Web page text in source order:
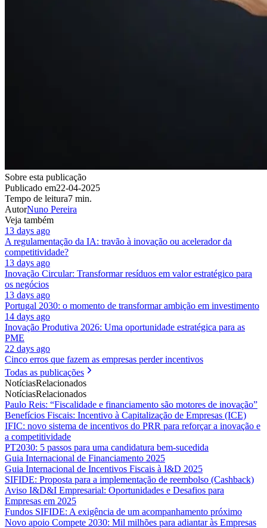
Sobre esta publicação
Publicado em22-04-2025
Tempo de leitura7 min.
AutorNuno Pereira
Veja também
13 days ago
A regulamentação da IA: travão à inovação ou acelerador da
competitividade?
13 days ago
Inovação Circular: Transformar resíduos em valor estratégico para
os negócios
13 days ago
Portugal 2030: o momento de transformar ambição em investimento
14 days ago
Inovação Produtiva 2026: Uma oportunidade estratégica para as
PME
22 days ago
Cinco erros que fazem as empresas perder incentivos
Todas as publicações
NotíciasRelacionados
NotíciasRelacionados
Paulo Reis: “Fiscalidade e financiamento são motores de inovação”
Benefícios Fiscais: Incentivo à Capitalização de Empresas (ICE)
IFIC: novo sistema de incentivos do PRR para reforçar a inovação e
a competitividade
PT2030: 5 passos para uma candidatura bem-sucedida
Guia Internacional de Financiamento 2025
Guia Internacional de Incentivos Fiscais à I&D 2025
SIFIDE: Proposta para a implementação de reembolso (Cashback)
Aviso I&D&I Empresarial: Oportunidades e Desafios para
Empresas em 2025
Fundos SIFIDE: A exigência de um acompanhamento próximo
Novo apoio Compete 2030: Mil milhões para adiantar às Empresas